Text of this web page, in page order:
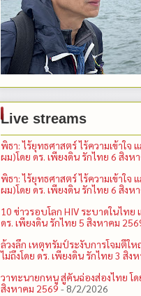
Live streams
พิธา: ไร้ยุทธศาสตร์ ไร้ความเข้าใจ
ผม)โดย ดร. เพียงดิน รักไทย 6 สิงห
พิธา: ไร้ยุทธศาสตร์ ไร้ความเข้าใจ
ผม)โดย ดร. เพียงดิน รักไทย 6 สิงห
10 ข่าวรอบโลก HIV ระบาดในไทย
ดร. เพียงดิน รักไทย 5 สิงหาคม
ล้วงลึก เหตุทรัมป์ระงับการโจมตี
ไม่ถึงโดย ดร. เพียงดิน รักไทย 3 สิง
วาทะนายกหนู สู่คันฉ่องส่องไทย โด
สิงหาคม 2569 - 8/2/2026